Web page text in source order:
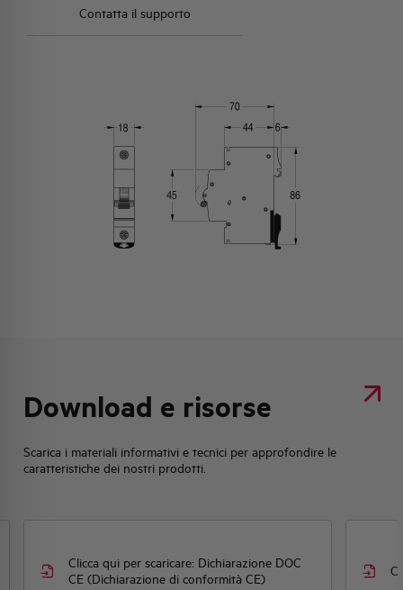
Contatta il supporto
Download e risorse
Scarica i materiali informativi e tecnici per approfondire le
caratteristiche dei nostri prodotti.
Clicca qui per scaricare: Dichiarazione DOC
CE (Dichiarazione di conformità CE)